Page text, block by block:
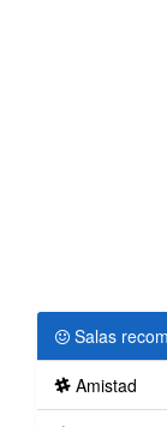
Salas
Amistad